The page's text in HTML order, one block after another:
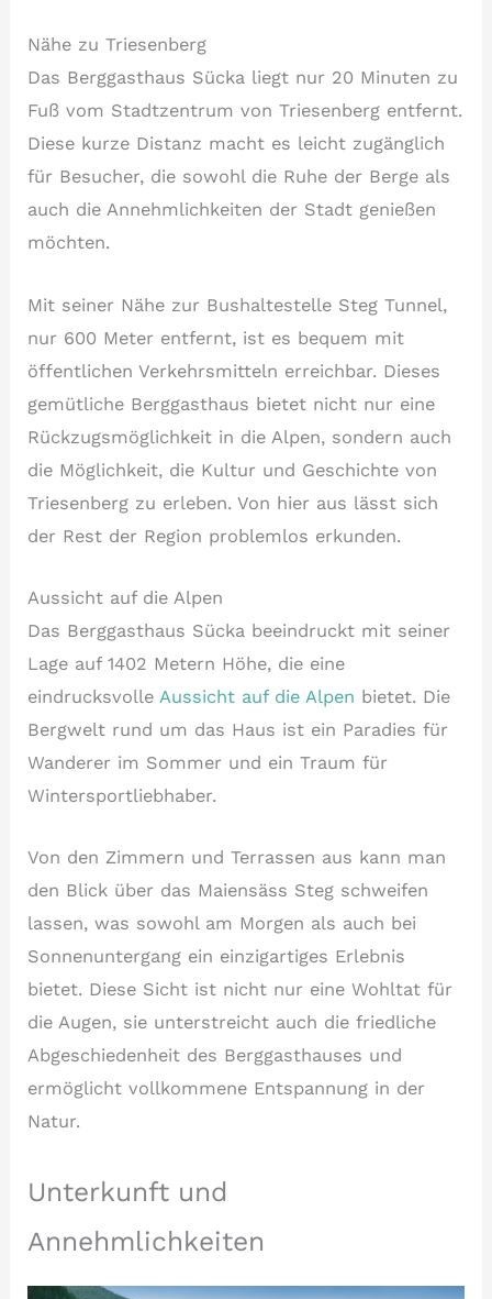
Nähe zu Triesenberg
Das Berggasthaus Sücka liegt nur 20 Minuten zu
Fuß vom Stadtzentrum von Triesenberg entfernt.
Diese kurze Distanz macht es leicht zugänglich
für Besucher, die sowohl die Ruhe der Berge als
auch die Annehmlichkeiten der Stadt genießen
möchten.
Mit seiner Nähe zur Bushaltestelle Steg Tunnel,
nur 600 Meter entfernt, ist es bequem mit
öffentlichen Verkehrsmitteln erreichbar. Dieses
gemütliche Berggasthaus bietet nicht nur eine
Rückzugsmöglichkeit in die Alpen, sondern auch
die Möglichkeit, die Kultur und Geschichte von
Triesenberg zu erleben. Von hier aus lässt sich
der Rest der Region problemlos erkunden.
Aussicht auf die Alpen
Das Berggasthaus Sücka beeindruckt mit seiner
Lage auf 1402 Metern Höhe, die eine
eindrucksvolleAussicht auf die Alpen bietet. Die
Bergwelt rund um das Haus ist ein Paradies für
Wanderer im Sommer und ein Traum für
Wintersportliebhaber.
Von den Zimmern und Terrassen aus kann man
den Blick über das Maiensäss Steg schweifen
lassen, was sowohl am Morgen als auch bei
Sonnenuntergang ein einzigartiges Erlebnis
bietet. Diese Sicht ist nicht nur eine Wohltat für
die Augen, sie unterstreicht auch die friedliche
Abgeschiedenheit des Berggasthauses und
ermöglicht vollkommene Entspannung in der
Natur.
Unterkunft und
Annehmlichkeiten